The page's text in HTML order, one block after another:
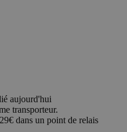
aujourd'hui
transporteur.
dans un point de relais